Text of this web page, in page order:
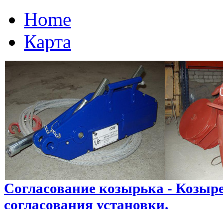
Home
Карта
Согласование козырька -
согласования установки.